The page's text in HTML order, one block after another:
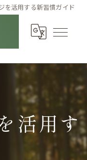
を活用する新習慣ガイド
活用す